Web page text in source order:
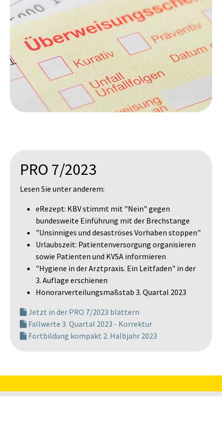
PRO 7/2023
Lesen Sie unter anderem:
eRezept: KBV stimmt mit "Nein" gegen
bundesweite Einführung mit der Brechstange
"Unsinniges und desaströses Vorhaben stoppen"
Urlaubszeit: Patientenversorgung organisieren
sowie Patienten und KVSA informieren
"Hygiene in der Arztpraxis. Ein Leitfaden" in der
3. Auflage erschienen
Honorarverteilungsmaßstab 3. Quartal 2023
Jetzt in der PRO 7/2023 blättern
Fallwerte 3. Quartal 2023 - Korrektur
Fortbildung kompakt 2. Halbjahr 2023